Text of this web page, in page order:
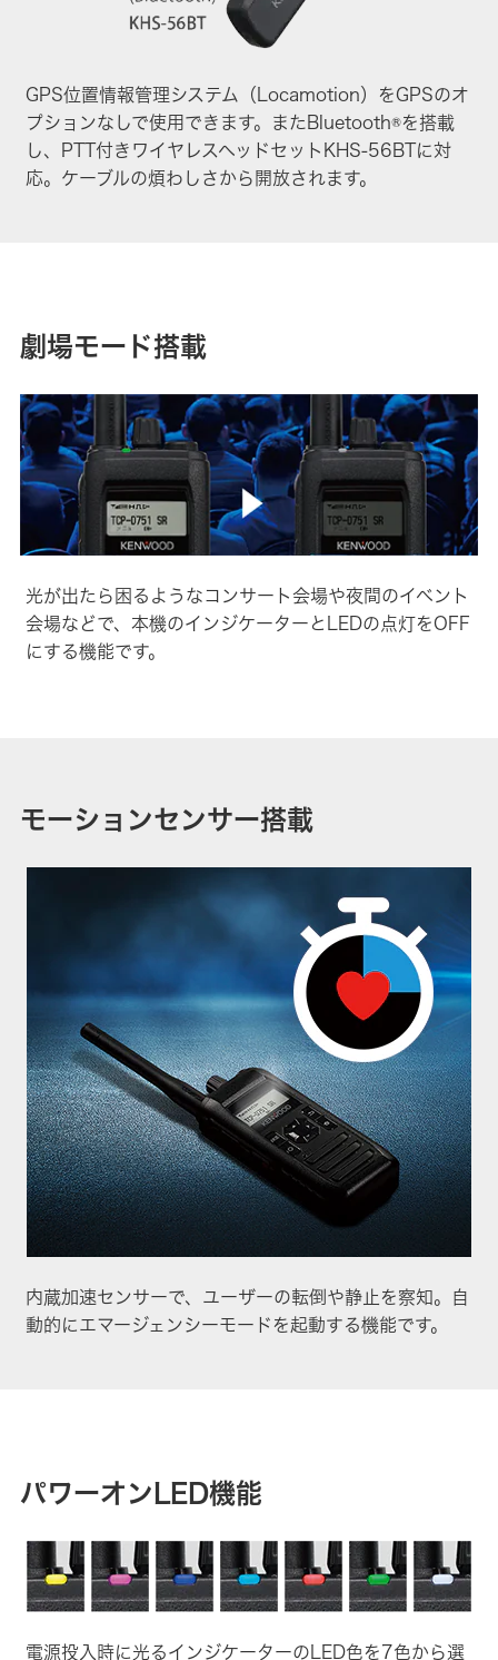
GPS位置情報管理システム（Locamotion）をGPSのオ
プションなしで使用できます。またBluetooth®を搭載
し、PTT付きワイヤレスヘッドセットKHS-56BTに対
応。ケーブルの煩わしさから開放されます。
劇場モード搭載
光が出たら困るようなコンサート会場や夜間のイベント
会場などで、本機のインジケーターとLEDの点灯をOFF
にする機能です。
モーションセンサー搭載
内蔵加速センサーで、ユーザーの転倒や静止を察知。自
動的にエマージェンシーモードを起動する機能です。
パワーオンLED機能
電源投入時に光るインジケーターのLED色を7色から選